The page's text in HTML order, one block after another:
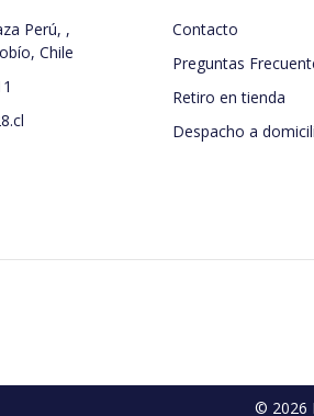
Perú, ,
Chile
Contacto
Preguntas
Retiro en tienda
Despacho a
© 2026